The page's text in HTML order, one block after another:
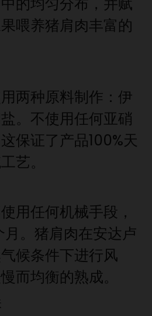
喂养猪肩肉丰富的
两种原料制作：伊
。不使用任何亚硝
保证了产品100%天
艺。
用任何机械手段，
。猪肩肉在安达卢
候条件下进行风
而均衡的熟成。